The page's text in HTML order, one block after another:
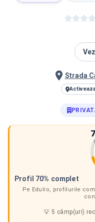
Strada
Profil 70% complet
Pe Edulio, profilurile
💡5 câmp(uri)